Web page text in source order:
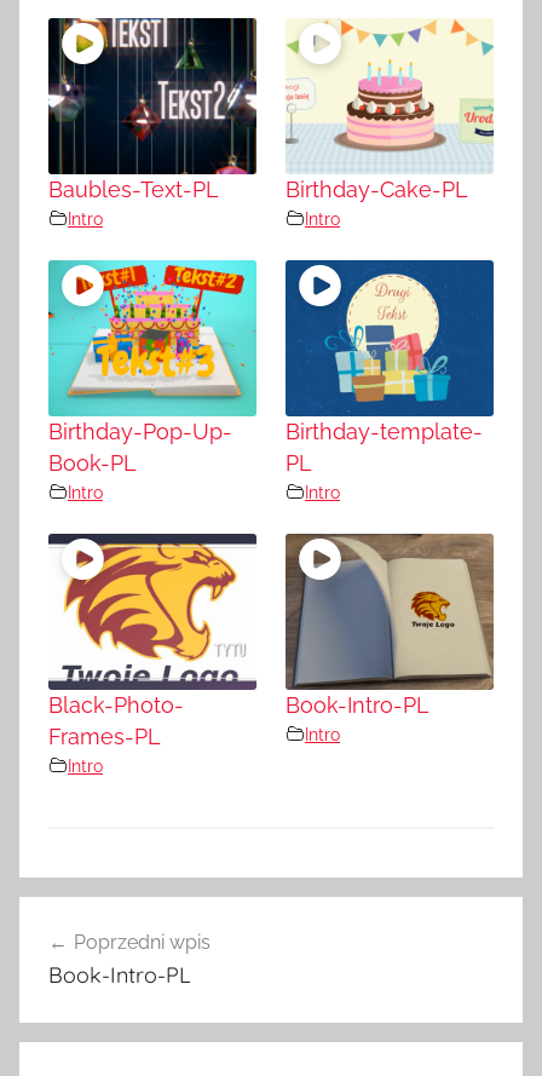
Baubles-Text-PL
Intro
Birthday-Cake-PL
Intro
Birthday-Pop-Up-
Book-PL
Intro
Birthday-template-
PL
Intro
Black-Photo-
Frames-PL
Intro
Book-Intro-PL
Intro
wpisu
Poprzedni wpis
Book-Intro-PL